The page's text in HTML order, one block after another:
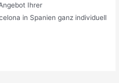
Ihrer
in Spanien ganz individuell